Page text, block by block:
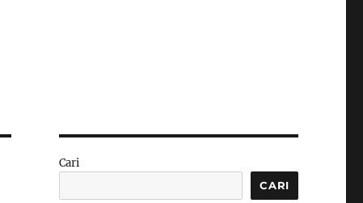
Cari
CARI